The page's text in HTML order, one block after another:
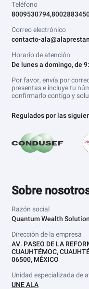
Teléfono
Correo electrónico
contacto-
Horario de atención
De lunes a domingo, de
Por favor, envía por
presentas e incluye tu
confirmarlo contigo y
Regulados por las
Sobre
Razón social
Quantum Wealth
Dirección de la empresa
AV. PASEO DE LA
CUAUHTÉMOC,
06500, MÉXICO
Unidad especializada de
UNE ALA